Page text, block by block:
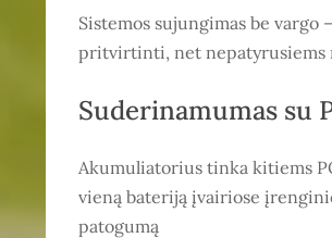
Sistemos sujungimas be
pritvirtinti, net nepatyrusiems
Suderinamumas su
Akumuliatorius tinka kitiems
vieną bateriją įvairiose
patogumą